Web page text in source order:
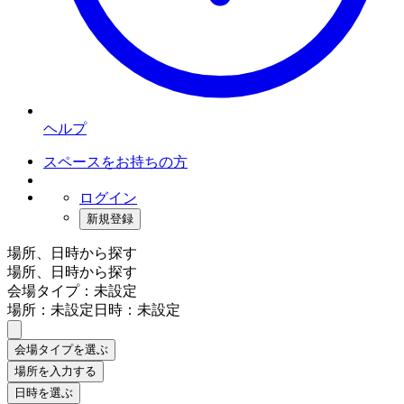
ヘルプ
スペースをお持ちの方
ログイン
新規登録
場所、日時から探す
場所、日時から探す
会場タイプ：未設定
場所：未設定日時：未設定
会場タイプを選ぶ
場所を入力する
日時を選ぶ